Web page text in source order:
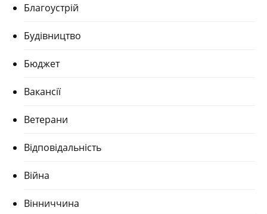
Благоустрій
Будівництво
Бюджет
Вакансії
Ветерани
Відповідальність
Війна
Вінниччина